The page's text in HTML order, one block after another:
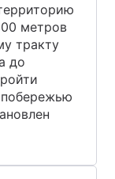
метров
тракту
до